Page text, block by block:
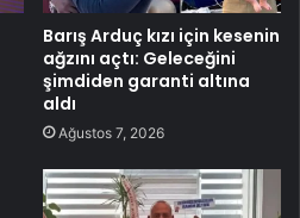
Barış Arduç kızı için kesenin
ağzını açtı: Geleceğini
şimdiden garanti altına
aldı
Ağustos 7, 2026